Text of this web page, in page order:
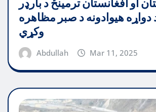
او افغانستان ترمینځ د بارډر
دواړه هیوادونه د صبر مظاهره
وکړي
Abdullah Mar 11, 2025